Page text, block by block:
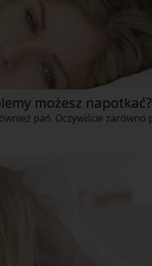
możesz napotkać?